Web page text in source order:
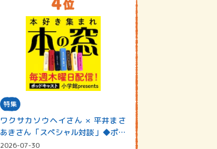
特集
ワクサカソウヘイさん × 平井まさ
あきさん「スペシャル対談」◆ポッ
ドキャスト…
2026-07-30